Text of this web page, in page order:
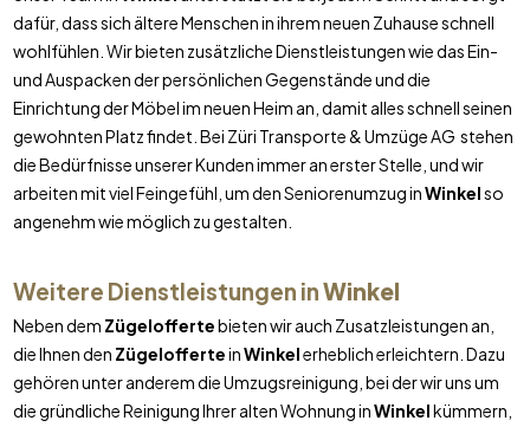
dafür, dass sich ältere Menschen in ihrem neuen Zuhause schnell
wohlfühlen. Wir bieten zusätzliche Dienstleistungen wie das Ein-
und Auspacken der persönlichen Gegenstände und die
Einrichtung der Möbel im neuen Heim an, damit alles schnell seinen
gewohnten Platz findet. Bei Züri Transporte & Umzüge AG stehen
die Bedürfnisse unserer Kunden immer an erster Stelle, und wir
arbeiten mit viel Feingefühl, um den Seniorenumzug inWinkelso
angenehm wie möglich zu gestalten.
Weitere Dienstleistungen inWinkel
Neben dem Zügeloffertebieten wir auch Zusatzleistungen an,
die Ihnen den ZügelofferteinWinkelerheblich erleichtern. Dazu
gehören unter anderem die Umzugsreinigung, bei der wir uns um
die gründliche Reinigung Ihrer alten Wohnung inWinkelkümmern,